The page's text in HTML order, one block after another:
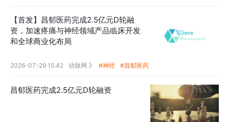
【首发】昌郁医药完成2.5亿元D轮融
资，加速疼痛与神经领域产品临床开发
和全球商业化布局
2026-07-29 15:42 动脉网  #神经 #昌郁医药
昌郁医药完成2.5亿元D轮融资